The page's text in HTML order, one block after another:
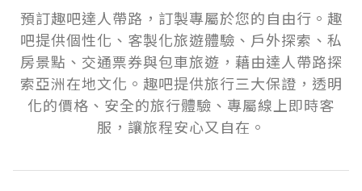
預訂趣吧達人帶路，訂製專屬於您的自由行。趣
吧提供個性化、客製化旅遊體驗、戶外探索、私
房景點、交通票券與包車旅遊，藉由達人帶路探
索亞洲在地文化。趣吧提供旅行三大保證，透明
化的價格、安全的旅行體驗、專屬線上即時客
服，讓旅程安心又自在。